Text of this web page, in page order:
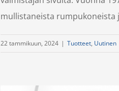
mullistaneista rumpukoneista
22 tammikuun, 2024 | Tuotteet, Uutinen